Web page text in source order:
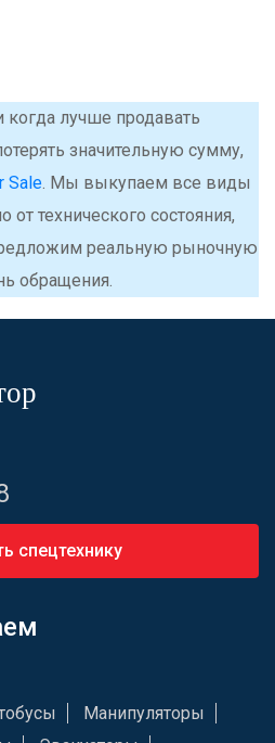
когда лучше продавать
значительную сумму,
Sale. Мы выкупаем все виды
от технического состояния,
реальную рыночную
обращения.
спецтехнику
Манипуляторы